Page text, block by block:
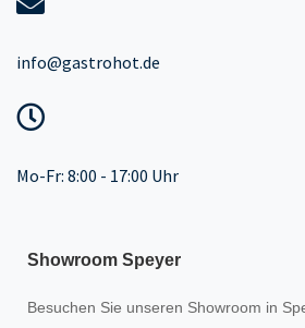
info@gastrohot.de
Mo-Fr: 8:00 - 17:00 Uhr
Showroom Speyer
Besuchen Sie unseren Showroom in